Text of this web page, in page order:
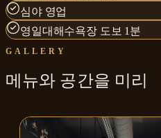
심야 영업
영일대해수욕장 도보 1분
GALLERY
메뉴와 공간을 미리